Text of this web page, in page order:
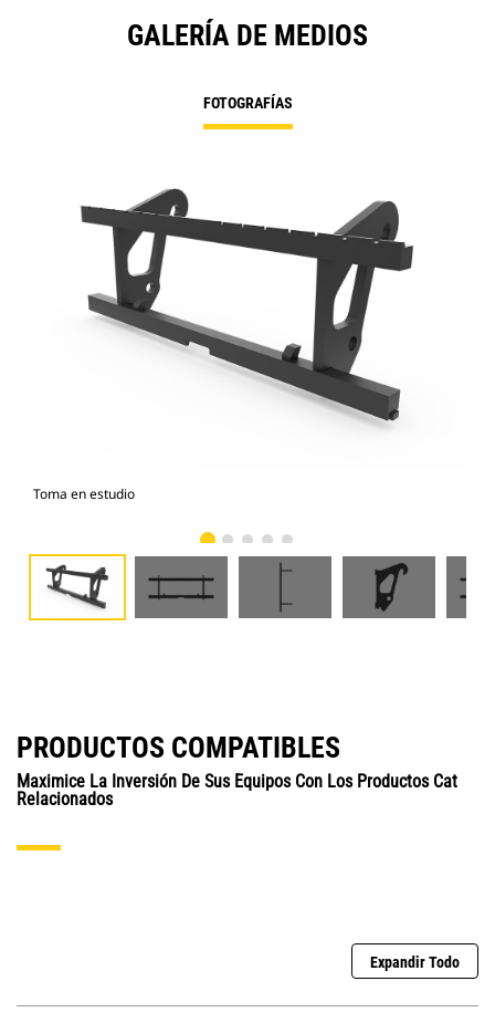
GALERÍA DE MEDIOS
FOTOGRAFÍAS
Toma en estudio
PRODUCTOS COMPATIBLES
Maximice La Inversión De Sus Equipos Con Los Productos Cat
Relacionados
Expandir Todo